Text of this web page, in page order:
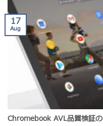
Chromebook AVL品質検証
17
Aug